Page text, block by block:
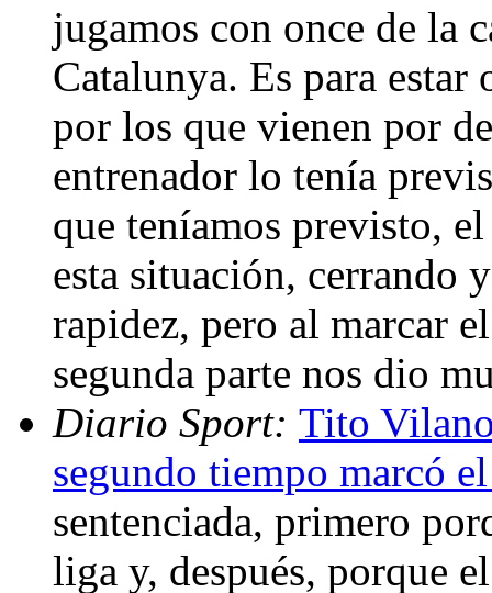
jugamos con once de la
Catalunya. Es para
por los que vienen por
entrenador lo tenía
que teníamos previsto,
esta situación, cerrando
rapidez, pero al marcar
segunda parte nos dio
Diario Sport: Tito
segundo tiempo marcó
sentenciada, primero
liga y, después, porque